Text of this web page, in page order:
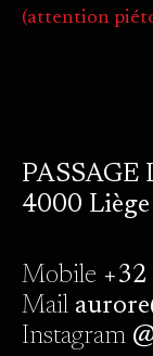
(attention
PASSAGE
4000
Mobile
Mail
Instagram